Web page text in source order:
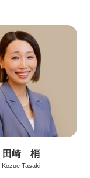
田崎 梢
Kozue Tasaki